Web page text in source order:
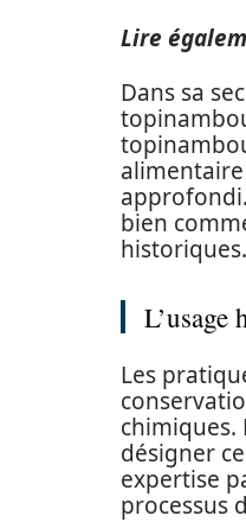
Lire
Dans sa
bien
historiques.
L’usage
Les
chimiques.
désigner
expertise
processus